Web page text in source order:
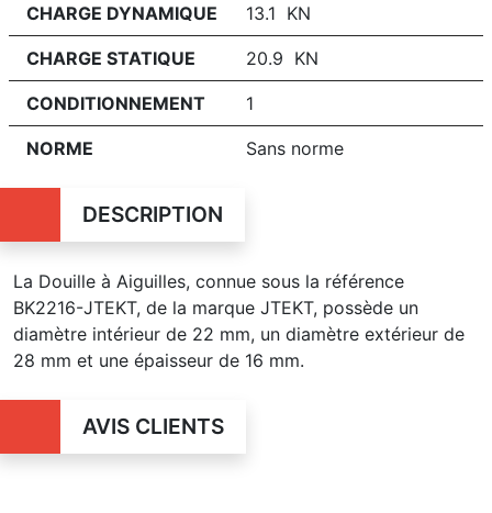
CHARGE DYNAMIQUE 13.1 KN
CHARGE STATIQUE 20.9 KN
CONDITIONNEMENT 1
NORME Sans norme
DESCRIPTION
La Douille à Aiguilles, connue sous la référence
BK2216-JTEKT, de la marque JTEKT, possède un
diamètre intérieur de 22 mm, un diamètre extérieur de
28 mm et une épaisseur de 16 mm.
AVIS CLIENTS